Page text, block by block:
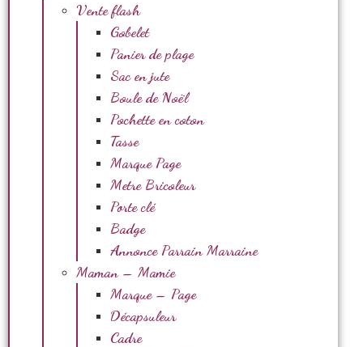
Vente flash
Gobelet
Panier de plage
Sac en jute
Boule de Noël
Pochette en coton
Tasse
Marque Page
Metre Bricoleur
Porte clé
Badge
Annonce Parrain Marraine
Maman – Mamie
Marque – Page
Décapsuleur
Cadre